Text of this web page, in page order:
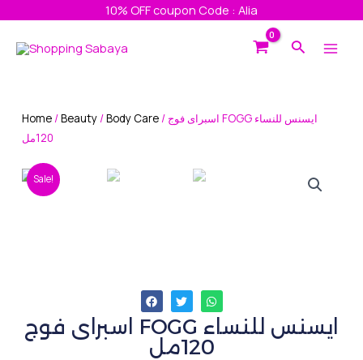
content
10% OFF coupon Code : Alia
Search
اسبراى فوج FOGG ايسنس للنساء
120مل
Home/Beauty/Body Care/ اسبراى فوج FOGG ايسنس للنساء
120مل
Sale!